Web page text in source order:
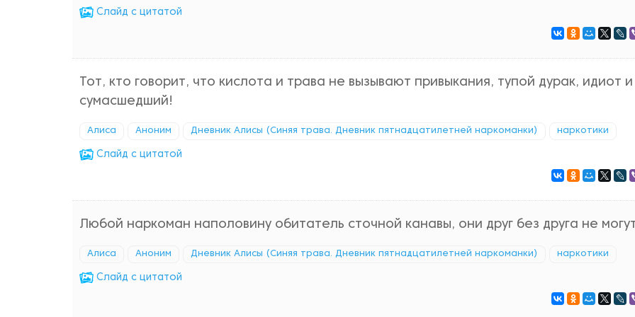
Cлайд с цитатой
Тот, кто говорит, что кислота и трава не вызывают привыкания, тупой дурак, идиот и
сумасшедший!
Алиса Аноним Дневник Алисы (Синяя трава. Дневник пятнадцатилетней наркоманки) наркотики
Cлайд с цитатой
Любой наркоман наполовину обитатель сточной канавы, они друг без друга не
Алиса Аноним Дневник Алисы (Синяя трава. Дневник пятнадцатилетней наркоманки) наркотики
Cлайд с цитатой